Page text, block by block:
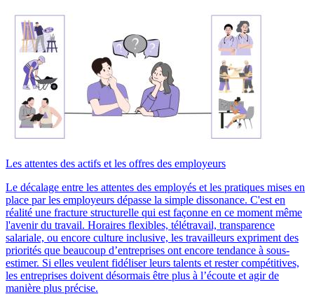
Les attentes des actifs et les offres des employeurs
Le décalage entre les attentes des employés et les pratiques mises en
place par les employeurs dépasse la simple dissonance. C'est en
réalité une fracture structurelle qui est façonne en ce moment même
l'avenir du travail. Horaires flexibles, télétravail, transparence
salariale, ou encore culture inclusive, les travailleurs expriment des
priorités que beaucoup d’entreprises ont encore tendance à sous-
estimer. Si elles veulent fidéliser leurs talents et rester compétitives,
les entreprises doivent désormais être plus à l’écoute et agir de
manière plus précise.